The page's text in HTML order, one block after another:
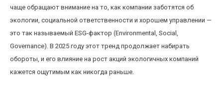
чаще обращают внимание на то, как компании заботятся об
экологии, социальной ответственности и хорошем управлении —
это так называемый ESG-фактор (Environmental, Social,
Governance). В 2025 году этот тренд продолжает набирать
обороты, и его влияние на рост акций экологичных компаний
кажется ощутимым как никогда раньше.